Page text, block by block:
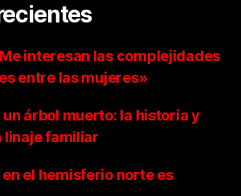
interesan las complejidades
entre las mujeres»
árbol muerto: la historia y
linaje familiar
el hemisferio norte es